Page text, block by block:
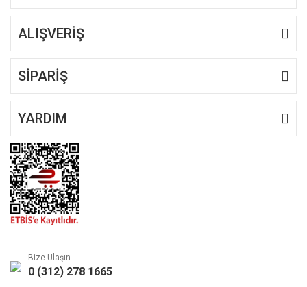
ALIŞVERİŞ
SİPARİŞ
YARDIM
Bize Ulaşın
0 (312) 278 1665